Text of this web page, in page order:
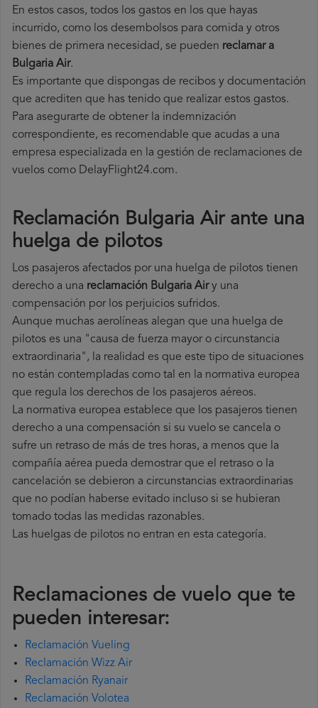
En estos casos, todos los gastos en los que hayas
incurrido, como los desembolsos para comida y otros
bienes de primera necesidad, se pueden reclamar a
Bulgaria Air.
Es importante que dispongas de recibos y documentación
que acrediten que has tenido que realizar estos gastos.
Para asegurarte de obtener la indemnización
correspondiente, es recomendable que acudas a una
empresa especializada en la gestión de reclamaciones de
vuelos como DelayFlight24.com.
Reclamación Bulgaria Air ante una
huelga de pilotos
Los pasajeros afectados por una huelga de pilotos tienen
derecho a una reclamación Bulgaria Airy una
compensación por los perjuicios sufridos.
Aunque muchas aerolíneas alegan que una huelga de
pilotos es una "causa de fuerza mayor o circunstancia
extraordinaria", la realidad es que este tipo de situaciones
no están contempladas como tal en la normativa europea
que regula los derechos de los pasajeros aéreos.
La normativa europea establece que los pasajeros tienen
derecho a una compensación si su vuelo se cancela o
sufre un retraso de más de tres horas, a menos que la
compañía aérea pueda demostrar que el retraso o la
cancelación se debieron a circunstancias extraordinarias
que no podían haberse evitado incluso si se hubieran
tomado todas las medidas razonables.
Las huelgas de pilotos no entran en esta categoría.
Reclamaciones de vuelo que te
pueden interesar:
Reclamación Vueling
Reclamación Wizz Air
Reclamación Ryanair
Reclamación Volotea